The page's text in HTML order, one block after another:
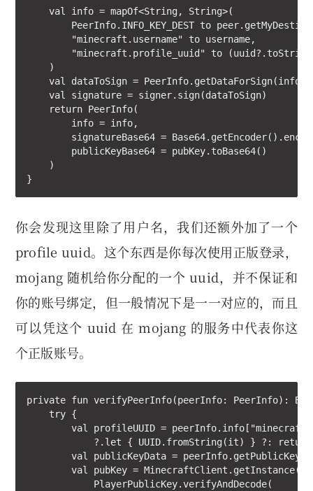
    val info = mapOf<String, String>(
PeerInfo.INFO_KEY_DEST to
        "minecraft.username" to username,
"minecraft.profile_uuid" to
    )
    val dataToSign = PeerInfo.getDataForSign(info)
    val signature = signer.sign(dataToSign)
    return PeerInfo(
        info = info,
signatureBase64 =
        publicKeyBase64 = pubKey.toBase64()
    )
}
你会发现这里除了用户名，我们还额外加了一个
profile uuid。这个东西是你每次使用正版登录，
mojang 随机给你分配的一个 uuid，并不保证和
你的账号绑定，但一般情况下是一一对应的，而且
可以凭这个 uuid 在 mojang 的服务中代表你这
个正版账号。
private fun verifyPeerInfo(peerInfo: PeerInfo):
    try {
val profileUUID =
?.let { UUID.fromString(it) } ?:
val publicKeyData =
val pubKey =
            PlayerPublicKey.verifyAndDecode(